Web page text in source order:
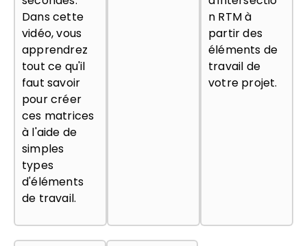
Dans cette
vidéo, vous
apprendrez
tout ce qu'il
faut savoir
pour créer
ces matrices
à l'aide de
simples
types
d'éléments
de travail.
n RTM à
partir des
éléments de
travail de
votre projet.